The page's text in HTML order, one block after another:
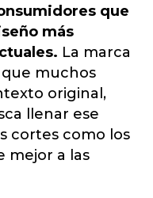
que
más
La marca
muchos
original,
llenar ese
cortes como los
mejor a las